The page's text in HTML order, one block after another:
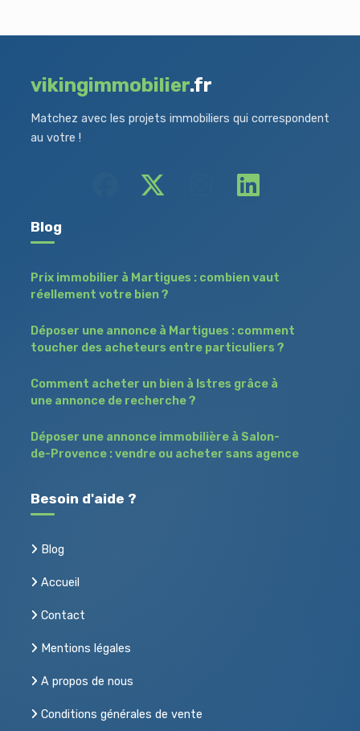
vikingimmobilier.fr
Matchez avec les projets immobiliers qui correspondent
au votre !
Blog
Prix immobilier à Martigues : combien vaut
réellement votre bien ?
Déposer une annonce à Martigues : comment
toucher des acheteurs entre particuliers ?
Comment acheter un bien à Istres grâce à
une annonce de recherche ?
Déposer une annonce immobilière à Salon-
de-Provence : vendre ou acheter sans agence
Besoin d'aide ?
Blog
Accueil
Contact
Mentions légales
A propos de nous
Conditions générales de vente